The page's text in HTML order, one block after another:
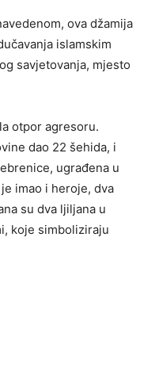
ova džamija
islamskim
savjetovanja, mjesto
otpor agresoru.
dao 22 šehida, i
ugrađena u
imao i heroje, dva
su dva ljiljana u
koje simboliziraju